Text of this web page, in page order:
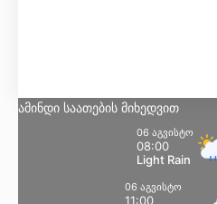
ამინდი საათების მიხედვით
06 აგვისტო
08:00
Light Rain
06 აგვისტო
11:00